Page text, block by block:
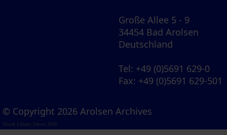
Große Allee 5 - 9
34454 Bad Arolsen
Deutschland
Tel: +49 (0)5691 629-0
Fax: +49 (0)5691 629-501
© Copyright 2026 Arolsen Archives
Visual Library Server 2026